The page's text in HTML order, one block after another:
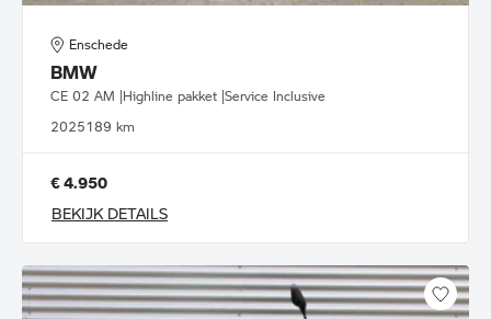
Enschede
BMW
CE 02 AM |Highline pakket |Service Inclusive
2025189 km
€ 4.950
BEKIJK DETAILS